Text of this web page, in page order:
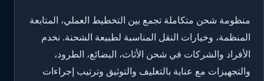
منظومة شحن متكاملة تجمع بين التخطيط العملي، المتابعة
المنظمة، وخيارات النقل المناسبة لطبيعة الشحنة. نخدم
الأفراد والشركات في شحن الأثاث، البضائع، الطرود،
والتجهيزات مع عناية بالتغليف والتوثيق وترتيب إجراءات